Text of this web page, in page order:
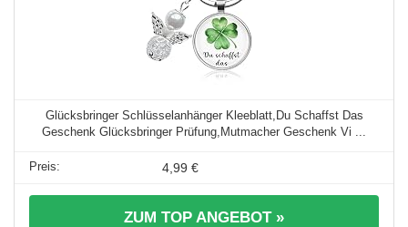
Glücksbringer Schlüsselanhänger Kleeblatt,Du Schaffst Das
Geschenk Glücksbringer Prüfung,Mutmacher Geschenk Vi ...
4,99 €
ZUM TOP ANGEBOT »